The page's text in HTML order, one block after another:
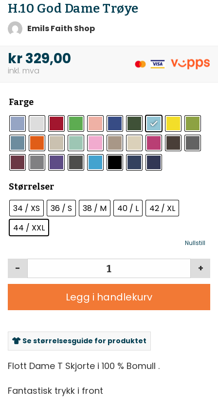
H.10 God Dame Trøye
Emils Faith Shop
kr329,00
Farge
Størrelser
34 / XS 36 / S 38 / M 40 / L
42 / XL
44 / XXL
Nullstill
+
-
Legg i handlekurv
Se størrelsesguide for produktet
Flott Dame T Skjorte i 100 % Bomull .
Fantastisk trykk i front